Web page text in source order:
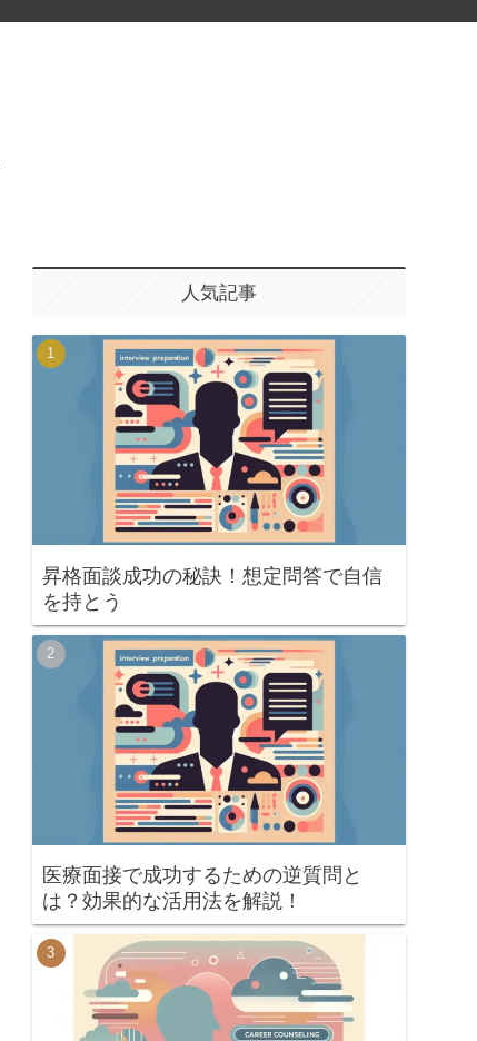
人気記事
昇格面談成功の秘訣！想定問答で自信
を持とう
医療面接で成功するための逆質問と
は？効果的な活用法を解説！